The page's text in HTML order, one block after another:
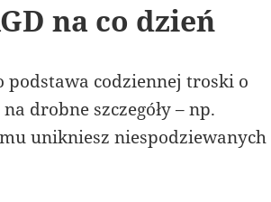
na co dzień
podstawa codziennej troski o
drobne szczegóły – np.
unikniesz niespodziewanych